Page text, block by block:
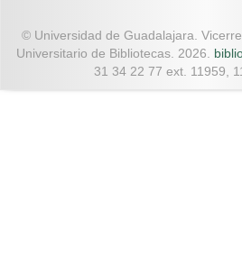
© Universidad de Guadalajara.
Universitario de Bibliotecas. 2026.
31 34 22 77 ext. 11959,